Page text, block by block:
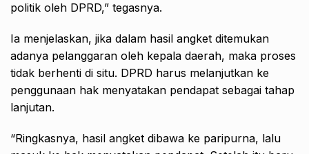
politik oleh DPRD,” tegasnya.
Ia menjelaskan, jika dalam hasil angket ditemukan
adanya pelanggaran oleh kepala daerah, maka proses
tidak berhenti di situ. DPRD harus melanjutkan ke
penggunaan hak menyatakan pendapat sebagai tahap
lanjutan.
“Ringkasnya, hasil angket dibawa ke paripurna, lalu